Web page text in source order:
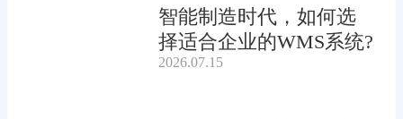
智能制造时代，如何选
择适合企业的WMS系统?
2026.07.15